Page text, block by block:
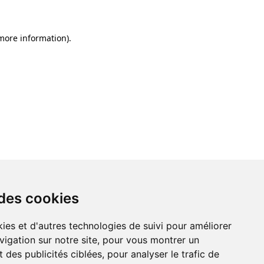
cookies
et d'autres technologies de suivi pour améliorer
sur notre site, pour vous montrer un
des publicités ciblées, pour analyser le trafic de
information).